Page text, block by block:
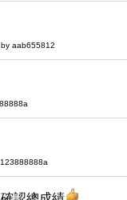
by aab655812